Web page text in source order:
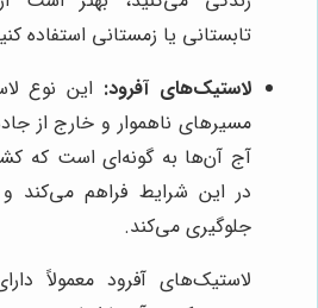
تابستانی یا زمستانی استفاده
لاستیک‌های آفرود: این نوع
مسیرهای ناهموار و خارج از
آج آن‌ها به گونه‌ای است که
در این شرایط فراهم می‌کند
جلوگیری می‌کند.
لاستیک‌های آفرود معمولاً